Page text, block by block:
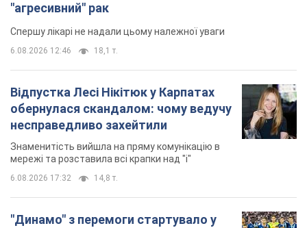
"агресивний" рак
Спершу лікарі не надали цьому належної уваги
6.08.2026 12:46 18,1 т.
Відпустка Лесі Нікітюк у Карпатах
обернулася скандалом: чому ведучу
несправедливо захейтили
Знаменитість вийшла на пряму комунікацію в
мережі та розставила всі крапки над "і"
6.08.2026 17:32 14,8 т.
"Динамо" з перемоги стартувало у